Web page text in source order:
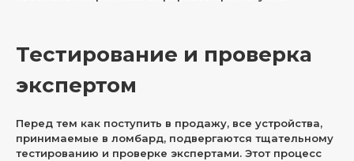
Тестирование и проверка
экспертом
Перед тем как поступить в продажу, все устройства,
принимаемые в ломбард, подвергаются тщательному
тестированию и проверке экспертами. Этот процесс